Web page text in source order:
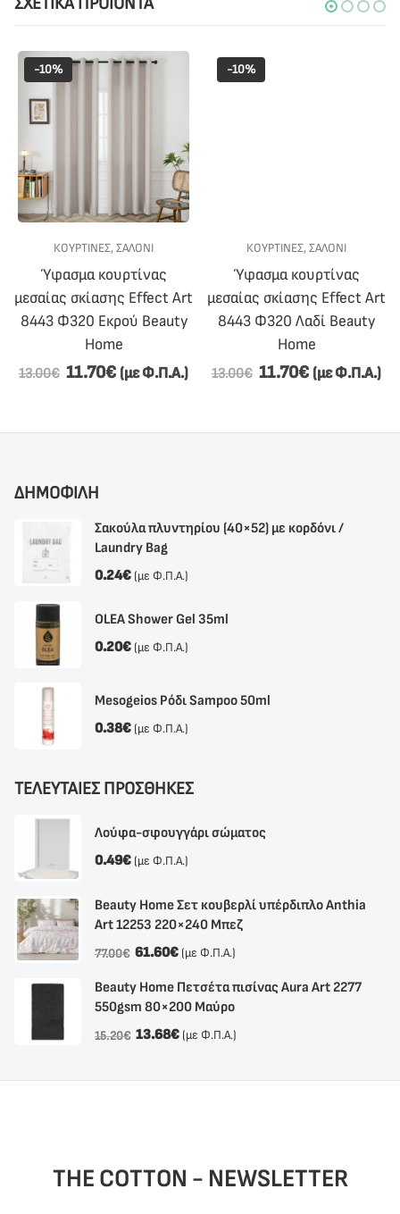
-10%
ΚΟΥΡΤΙΝΕΣ,ΣΑΛΟΝΙ
Ύφασμα κουρτίνας
μεσαίας σκίασης Effect Art
8443 Φ320 Εκρού Beauty
Home
13.00€ 11.70€ (με Φ.Π.Α.)
-10%
ΚΟΥΡΤΙΝΕΣ,ΣΑΛΟΝΙ
Ύφασμα κουρτίνας
μεσαίας σκίασης Effect Art
8443 Φ320 Λαδί Beauty
Home
13.00€ 11.70€ (με Φ.Π.Α.)
ΔΗΜΟΦΙΛΗ
Σακούλα πλυντηρίου (40×52) με κορδόνι /
Laundry Bag
0.24€ (με Φ.Π.Α.)
OLEA Shower Gel 35ml
0.20€ (με Φ.Π.Α.)
Mesogeios Ρόδι Sampoo 50ml
0.38€ (με Φ.Π.Α.)
ΤΕΛΕΥΤΑΙΕΣ ΠΡΟΣΘΗΚΕΣ
Λούφα-σφουγγάρι σώματος
0.49€ (με Φ.Π.Α.)
Beauty Home Σετ κουβερλί υπέρδιπλο Anthia
Αrt 12253 220×240 Μπεζ
77.00€ 61.60€ (με Φ.Π.Α.)
Beauty Home Πετσέτα πισίνας Aura Art 2277
550gsm 80×200 Μαύρο
15.20€ 13.68€ (με Φ.Π.Α.)
THE COTTON - NEWSLETTER